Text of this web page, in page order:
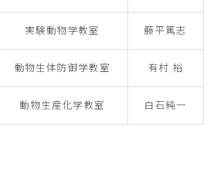
実験動物学教室 藤平篤志
動物生体防御学教室 有村 裕
動物生産化学教室 白石純一